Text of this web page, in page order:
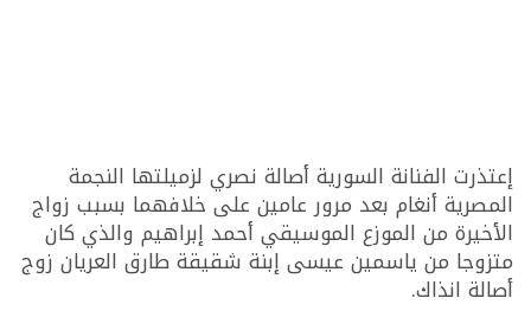
إعتذرت الفنانة السورية أصالة نصري لزميلتها النجمة
المصرية أنغام بعد مرور عامين على خلافهما بسبب زواج
الأخيرة من الموزع الموسيقي أحمد إبراهيم والذي كان
متزوجا من ياسمين عيسى إبنة شقيقة طارق العريان زوج
أصالة انذاك.